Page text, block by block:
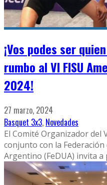
¡Vos podes ser
rumbo al VI FISU
2024!
27 marzo, 2024
Basquet 3x3, Novedades
El Comité Organizador del
conjunto con la
Argentino (FeDUA) invita